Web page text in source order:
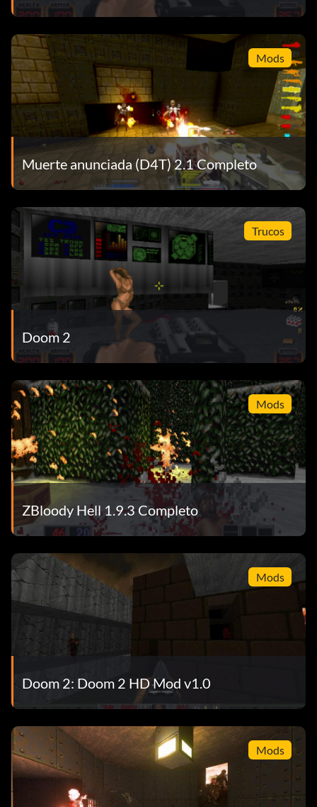
Mods
Muerte anunciada (D4T) 2.1 Completo
Trucos
Doom 2
Mods
ZBloody Hell 1.9.3 Completo
Mods
Doom 2: Doom 2 HD Mod v1.0
Mods